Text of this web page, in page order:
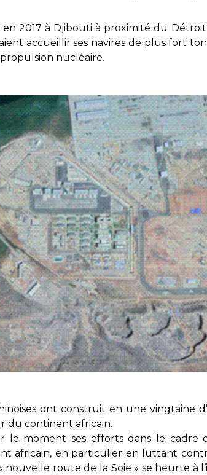
en 2017 à Djibouti à proximité du
accueillir ses navires de plus fort
nucléaire.
ont construit en une vingtaine
du continent africain.
le moment ses efforts dans le cadre
africain, en particulier en luttant
nouvelle route de la Soie » se heurte à